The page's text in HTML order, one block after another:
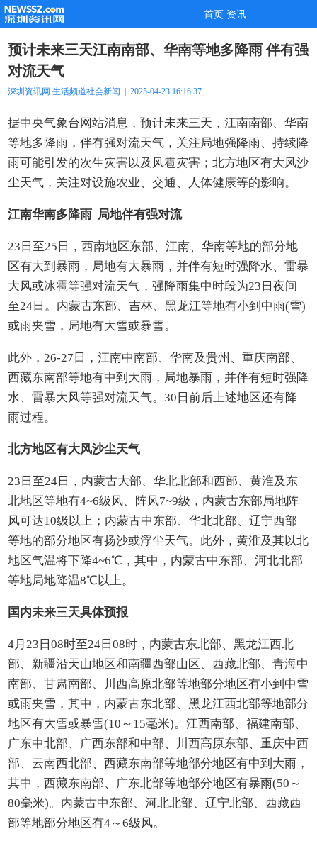
首页 资讯
预计未来三天江南南部、华南等地多降雨 伴有强
对流天气
深圳资讯网 生活频道社会新闻 | 2025-04-23 16:16:37
据中央气象台网站消息，预计未来三天，江南南部、华南
等地多降雨，伴有强对流天气，关注局地强降雨、持续降
雨可能引发的次生灾害以及风雹灾害；北方地区有大风沙
尘天气，关注对设施农业、交通、人体健康等的影响。
江南华南多降雨 局地伴有强对流
23日至25日，西南地区东部、江南、华南等地的部分地
区有大到暴雨，局地有大暴雨，并伴有短时强降水、雷暴
大风或冰雹等强对流天气，强降雨集中时段为23日夜间
至24日。内蒙古东部、吉林、黑龙江等地有小到中雨(雪)
或雨夹雪，局地有大雪或暴雪。
此外，26-27日，江南中南部、华南及贵州、重庆南部、
西藏东南部等地有中到大雨，局地暴雨，并伴有短时强降
水、雷暴大风等强对流天气。30日前后上述地区还有降
雨过程。
北方地区有大风沙尘天气
23日至24日，内蒙古大部、华北北部和西部、黄淮及东
北地区等地有4~6级风、阵风7~9级，内蒙古东部局地阵
风可达10级以上；内蒙古中东部、华北北部、辽宁西部
等地的部分地区有扬沙或浮尘天气。此外，黄淮及其以北
地区气温将下降4~6℃，其中，内蒙古中东部、河北北部
等地局地降温8℃以上。
国内未来三天具体预报
4月23日08时至24日08时，内蒙古东北部、黑龙江西北
部、新疆沿天山地区和南疆西部山区、西藏北部、青海中
南部、甘肃南部、川西高原北部等地部分地区有小到中雪
或雨夹雪，其中，内蒙古东北部、黑龙江西北部等地部分
地区有大雪或暴雪(10～15毫米)。江西南部、福建南部、
广东中北部、广西东部和中部、川西高原东部、重庆中西
部、云南西北部、西藏东南部等地部分地区有中到大雨，
其中，西藏东南部、广东北部等地部分地区有暴雨(50～
80毫米)。内蒙古中东部、河北北部、辽宁北部、西藏西
部等地部分地区有4～6级风。